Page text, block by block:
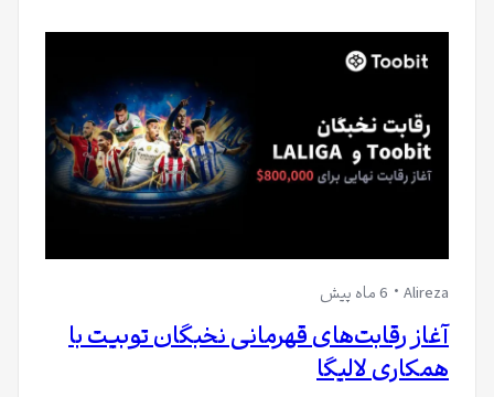
Alireza 6 ماه پیش
آغاز رقابت‌های قهرمانی نخبگان توبیت با
همکاری لالیگا